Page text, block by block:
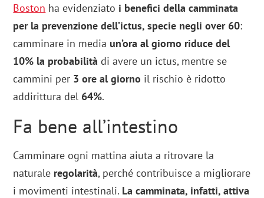
Boston ha evidenziato i benefici della camminata
per la prevenzione dell’ictus, specie negli over 60:
camminare in media un’ora al giorno riduce del
10% la probabilità di avere un ictus, mentre se
cammini per 3 ore al giorno il rischio è ridotto
addirittura del 64%.
Fa bene all’intestino
Camminare ogni mattina aiuta a ritrovare la
naturale regolarità, perché contribuisce a migliorare
i movimenti intestinali. La camminata, infatti, attiva